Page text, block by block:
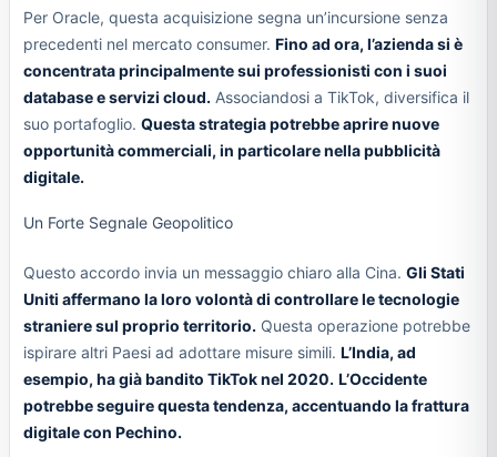
Per Oracle, questa acquisizione segna un’incursione senza
precedenti nel mercato consumer. Fino ad ora, l’azienda si è
concentrata principalmente sui professionisti con i suoi
database e servizi cloud. Associandosi a TikTok, diversifica il
suo portafoglio. Questa strategia potrebbe aprire nuove
opportunità commerciali, in particolare nella pubblicità
digitale.
Un Forte Segnale Geopolitico
Questo accordo invia un messaggio chiaro alla Cina. Gli Stati
Uniti affermano la loro volontà di controllare le tecnologie
straniere sul proprio territorio. Questa operazione potrebbe
ispirare altri Paesi ad adottare misure simili. L’India, ad
esempio, ha già bandito TikTok nel 2020. L’Occidente
potrebbe seguire questa tendenza, accentuando la frattura
digitale con Pechino.